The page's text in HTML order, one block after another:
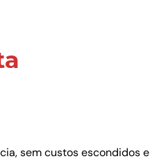
sem custos escondidos e